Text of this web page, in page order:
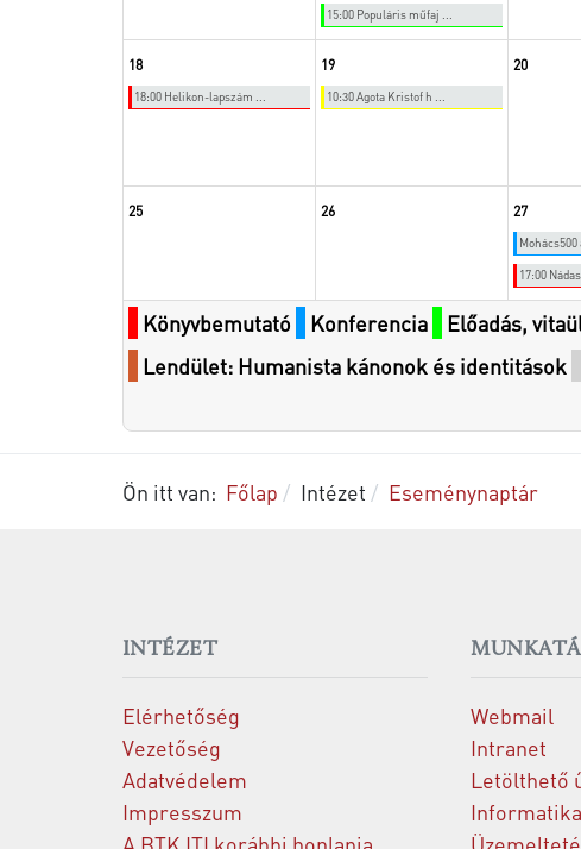
15:00 Populáris műfaj ...
18
18:00 Helikon-lapszám ...
19
10:30 Agota Kristof h ...
20
25 26 27
Mohács500
17:00
Könyvbemutató Konferencia Előadás,
Lendület: Humanista kánonok és identitások
Ön itt van: Főlap Intézet Eseménynaptár
INTÉZET
Elérhetőség
Vezetőség
Adatvédelem
Impresszum
Webmail
Intranet
Letölthető